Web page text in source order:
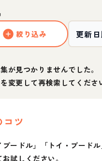
絞り込み
が見つかりませんでした。
変更して再検索してくださ
ツ
プードル」「トイ・プード
試しください。